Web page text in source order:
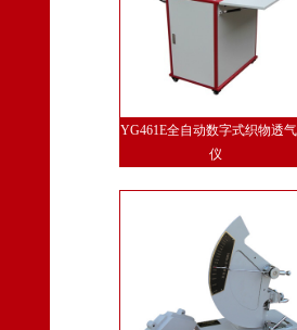
YG461E全自动数字式织物透
仪